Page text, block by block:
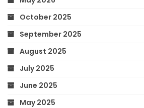
October 2025
September 2025
August 2025
July 2025
June 2025
May 2025